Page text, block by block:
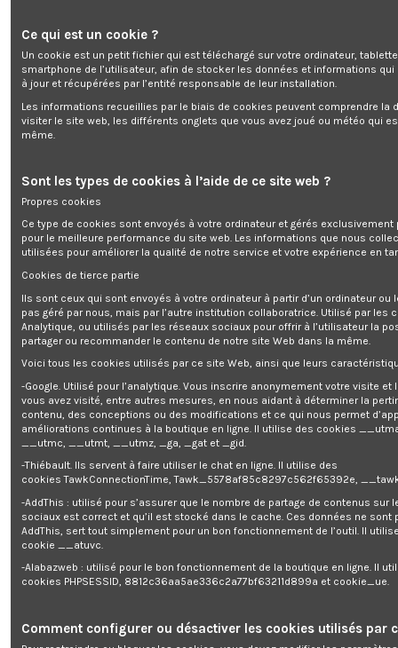
dépensé = 1 point, 1 point = 0,01 € de réduction sur une prochaine
commande)
Votre panier totalisera 119 points qui pourront être convertis en un
bon de réduction de 1,19 €.
Description
Détails du produit
Reviews(0)
Cette tronçonneuse rechargeable 40V (2x20V) vous permettra de réaliser
vos travaux d'élagage et de découpe de votre bois de chauffage sans effort
. Elle s'adapte facilement à vos besoins. Elle vous offre une grande liberté
de mouvement sans le bruit, les gaz d'échappement, les difficultés de
démarrage....d'un moteur thermique.
Pour une sécurité optimale, la tronçonneuse est équipée d'un frein de
chaîne qui stoppe la rotation de la chaîne en cas de rebond.
Elle possède un système de tension de chaîne sans outils ainsi qu'un
système de graissage automatique afin de faciliter son utilisation.
En l'absence de fil électrique, vous pouvez travailler en toute liberté.
et votre chargeur rapide (XPCHAR1 ou XPCHAR2) lors de l'acquisition de
votre première machine puis au gré de vos envies ou de vos besoins, vous
pouvez acheter une seconde machine sans devoir investir dans une
nouvelle batterie ni un nouveau chargeur, ce qui représente une économie
non négligeable.
Caractéristiques :
- Longueur de coupe : 33.5cm
- Guide et chaîne Oregon
Ce qui est un cookie ?
Un cookie est un petit fichier qui est téléchargé sur votre ordinateur,
smartphone de l’utilisateur, afin de stocker les données et informations
à jour et récupérées par l’entité responsable de leur installation.
Les informations recueillies par le biais de cookies peuvent comprendre la
visiter le site web, les différents onglets que vous avez joué ou météo qui
même.
Sont les types de cookies à l’aide de ce site web ?
Propres cookies
Ce type de cookies sont envoyés à votre ordinateur et gérés exclusivement
pour le meilleure performance du site web. Les informations que nous
utilisées pour améliorer la qualité de notre service et votre expérience en
Cookies de tierce partie
Ils sont ceux qui sont envoyés à votre ordinateur à partir d’un ordinateur ou
pas géré par nous, mais par l’autre institution collaboratrice. Utilisé par les
Analytique, ou utilisés par les réseaux sociaux pour offrir à l’utilisateur la
partager ou recommander le contenu de notre site Web dans la même.
Voici tous les cookies utilisés par ce site Web, ainsi que leurs
-Google. Utilisé pour l’analytique. Vous inscrire anonymement votre visite et
vous avez visité, entre autres mesures, en nous aidant à déterminer la
contenu, des conceptions ou des modifications et ce qui nous permet
améliorations continues à la boutique en ligne. Il utilise des cookies
__utmc, __utmt, __utmz, _ga, _gat et _gid.
-Thiébault. Ils servent à faire utiliser le chat en ligne. Il utilise des
cookies TawkConnectionTime, Tawk_5578af85c8297c562f65392e,
-AddThis : utilisé pour s’assurer que le nombre de partage de contenus sur
sociaux est correct et qu’il est stocké dans le cache. Ces données ne sont
AddThis, sert tout simplement pour un bon fonctionnement de l’outil. Il
cookie __atuvc.
-Alabazweb : utilisé pour le bon fonctionnement de la boutique en ligne. Il
cookies PHPSESSID, 8812c36aa5ae336c2a77bf63211d899a et cookie_ue.
Comment configurer ou désactiver les cookies utilisés par